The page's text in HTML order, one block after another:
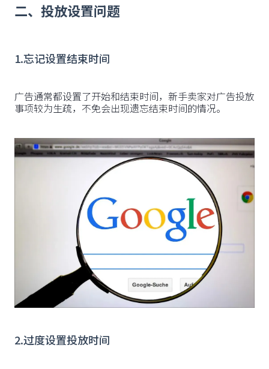
二、投放设置问题
1.忘记设置结束时间
广告通常都设置了开始和结束时间，新手卖家对广告投放
事项较为生疏，不免会出现遗忘结束时间的情况。
2.过度设置投放时间